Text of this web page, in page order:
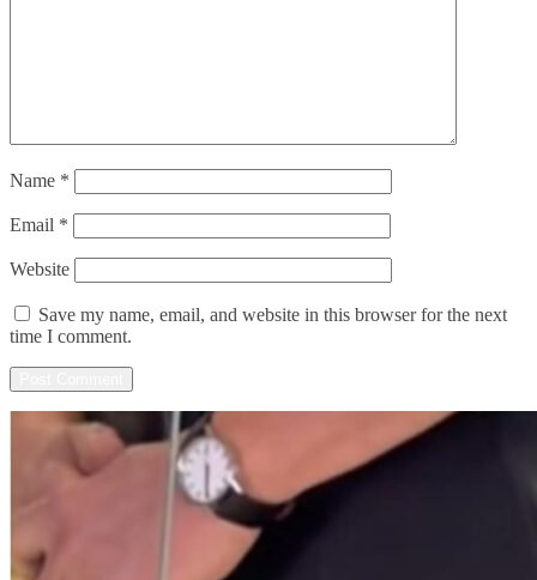
Name *
Email *
Website
Save my name, email, and website in this browser for the next
time I comment.